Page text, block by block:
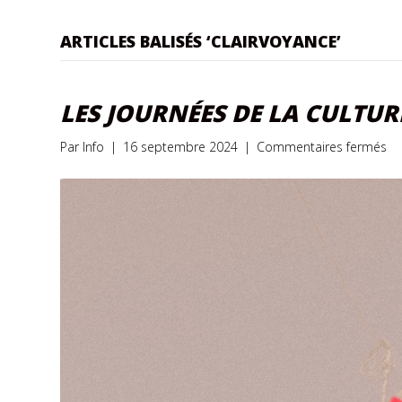
ARTICLES BALISÉS ‘CLAIRVOYANCE’
LES JOURNÉES DE LA
Par Info | 16 septembre 2024 | Commentaires fermés